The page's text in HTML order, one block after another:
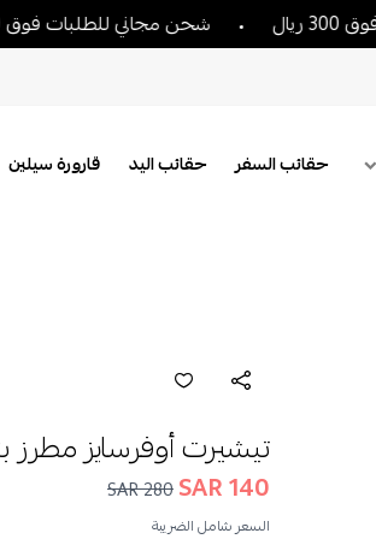
شحن مجاني للطلبات فوق 300 ريال
حقائب السفر حقائب اليد قارورة سيلين
تيشيرت أوفرسايز
140 SAR
280 SAR
السعر شامل الضريبة